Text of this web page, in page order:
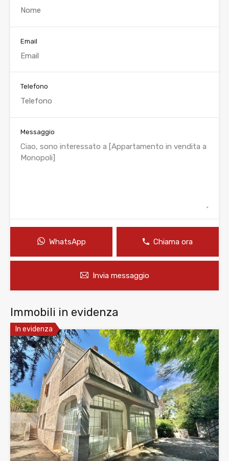
Email
Telefono
Messaggio
WhatsApp Chiama ora
Invia messaggio
Immobili in evidenza
In evidenza